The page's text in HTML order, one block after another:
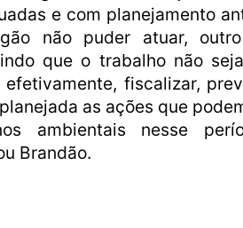
e com planejamento
não puder atuar,
que o trabalho não
efetivamente, fiscalizar,
as ações que
ambientais nesse
Brandão.